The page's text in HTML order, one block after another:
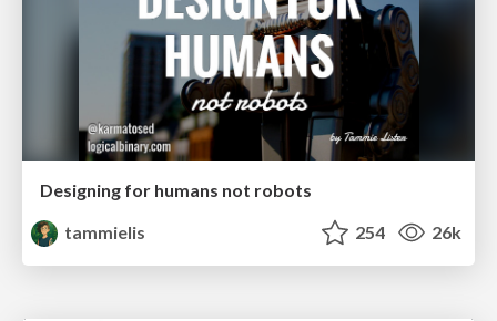
Designing for humans not robots
tammielis
254 26k